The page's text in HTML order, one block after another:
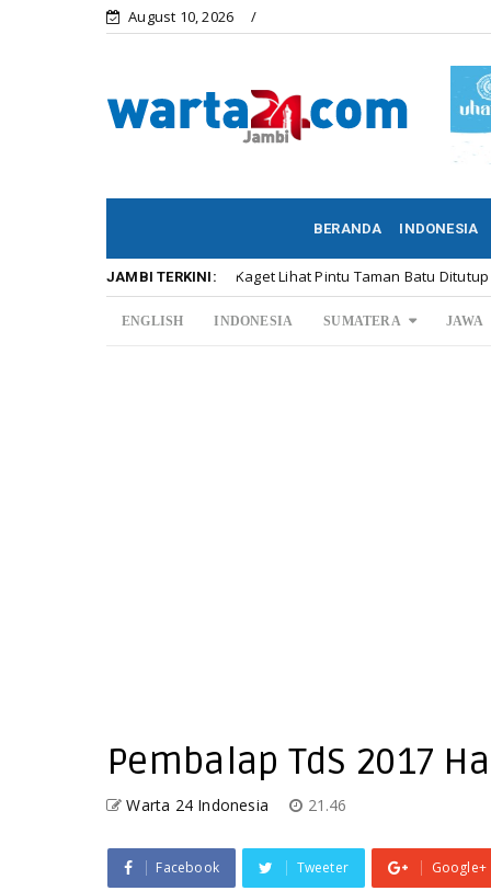
August 10, 2026
BERANDA INDONESIA
JAMBI TERKINI:
SAH dan Oneng Kaget Lihat Pintu Taman Batu Ditutup
ENGLISH INDONESIA SUMATERA JAWA
Pembalap TdS 2017
Warta 24 Indonesia 21.46
Facebook Tweeter Google+